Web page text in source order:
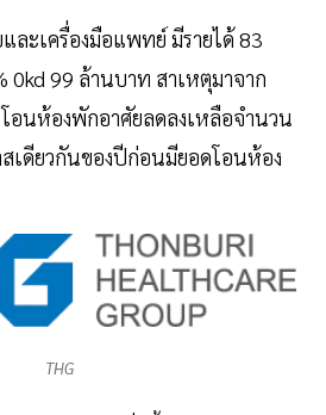
ละเครื่องมือแพทย์ มีรายได้ 83
0kd 99 ล้านบาท สาเหตุมาจาก
โอนห้องพักอาศัยลดลงเหลือจำนวน
เดียวกันของปีก่อนมียอดโอนห้อง
THG